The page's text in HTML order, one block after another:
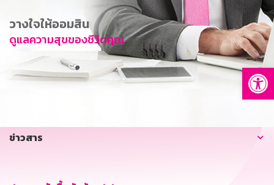
การพัฒนาที่ยั่งยืน
ข่าวสาร
บริการทางการเงิน
อื่นๆ
วางใจให้ออมสิน
ดูแลความสุขของชีวิตคุณ
ข่าวสาร